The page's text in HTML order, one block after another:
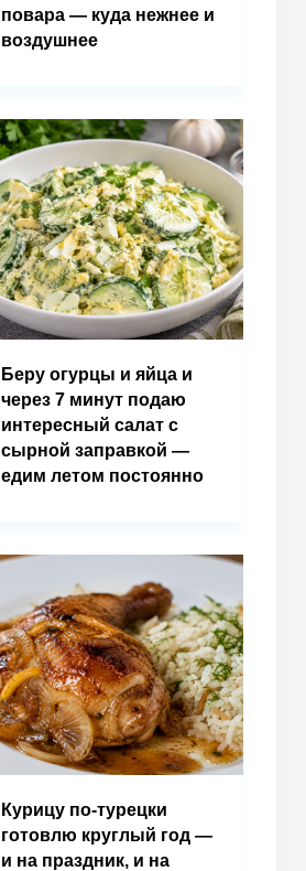
повара — куда нежнее и
воздушнее
Беру огурцы и яйца и
через 7 минут подаю
интересный салат с
сырной заправкой —
едим летом постоянно
Курицу по-турецки
готовлю круглый год —
и на праздник, и на